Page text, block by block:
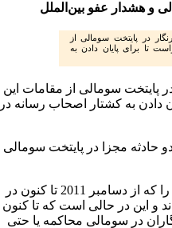
و هشدار عفو بین‌الملل
در پایتخت سومالی از
تا برای پایان دادن به
پایتخت سومالی از مقامات این
دادن به كشتار اصحاب رسانه در
حادثه مجزا در پایتخت سومالی
كشته شدن این دو نفر شمار روزنامه‌نگارانی را كه از دسامبر 2011 تا كنون در
به 10 نفر می‌رساند و این در حالی است كه تا كنون
در سومالی محاكمه یا حتی